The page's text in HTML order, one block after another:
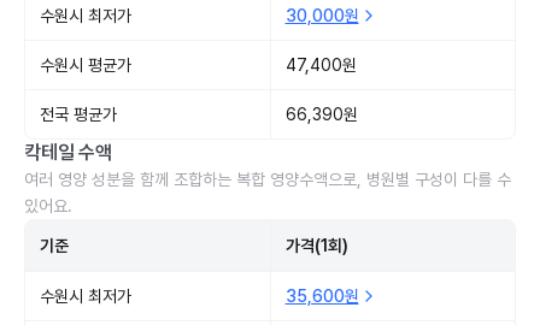
수원시 최저가 30,000원
수원시 평균가 47,400원
전국 평균가 66,390원
칵테일 수액
여러 영양 성분을 함께 조합하는 복합 영양수액으로, 병원별 구성이 다를 수
있어요.
기준 가격(1회)
수원시 최저가 35,600원